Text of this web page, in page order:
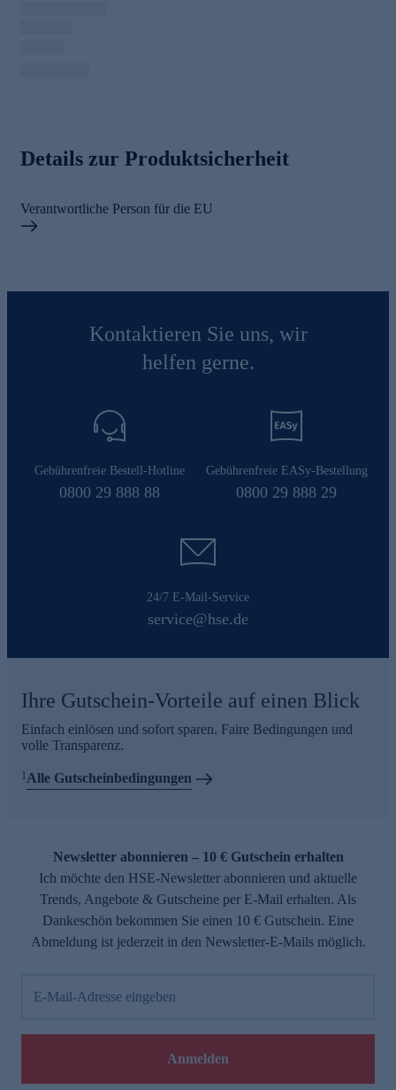
Details zur Produktsicherheit
Verantwortliche Person für die EU
Kontaktieren Sie uns, wir
helfen gerne.
Gebührenfreie Bestell-Hotline
0800 29 888 88
Gebührenfreie EASy-Bestellung
0800 29 888 29
24/7 E-Mail-Service
service@hse.de
Ihre Gutschein-Vorteile auf einen Blick
Einfach einlösen und sofort sparen. Faire Bedingungen und
volle Transparenz.
1 Alle Gutscheinbedingungen
Newsletter abonnieren – 10 € Gutschein erhalten
Ich möchte den HSE-Newsletter abonnieren und aktuelle
Trends, Angebote & Gutscheine per E-Mail erhalten. Als
Dankeschön bekommen Sie einen 10 € Gutschein. Eine
Abmeldung ist jederzeit in den Newsletter-E-Mails möglich.
E-Mail-Adresse eingeben
Anmelden